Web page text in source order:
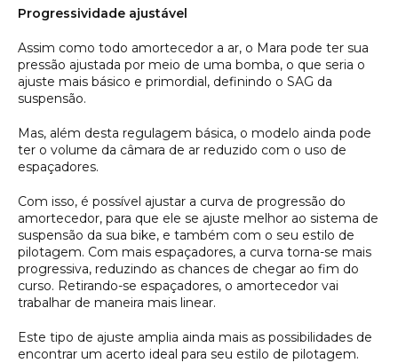
Progressividade ajustável
Assim como todo amortecedor a ar, o Mara pode ter sua
pressão ajustada por meio de uma bomba, o que seria o
ajuste mais básico e primordial, definindo o SAG da
suspensão.
Mas, além desta regulagem básica, o modelo ainda pode
ter o volume da câmara de ar reduzido com o uso de
espaçadores.
Com isso, é possível ajustar a curva de progressão do
amortecedor, para que ele se ajuste melhor ao sistema de
suspensão da sua bike, e também com o seu estilo de
pilotagem. Com mais espaçadores, a curva torna-se mais
progressiva, reduzindo as chances de chegar ao fim do
curso. Retirando-se espaçadores, o amortecedor vai
trabalhar de maneira mais linear.
Este tipo de ajuste amplia ainda mais as possibilidades de
encontrar um acerto ideal para seu estilo de pilotagem.